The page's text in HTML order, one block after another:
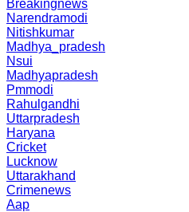
Breakingnews
Narendramodi
Nitishkumar
Madhya_pradesh
Nsui
Madhyapradesh
Pmmodi
Rahulgandhi
Uttarpradesh
Haryana
Cricket
Lucknow
Uttarakhand
Crimenews
Aap